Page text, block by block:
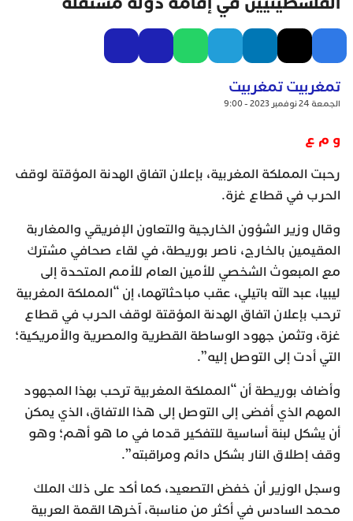
تمغربيت تمغربيت
الجمعة 24 نوفمبر 2023 - 9:00
و م ع
رحبت المملكة المغربية، بإعلان اتفاق الهدنة المؤقتة لوقف
الحرب في قطاع غزة.
وقال وزير الشؤون الخارجية والتعاون الإفريقي والمغاربة
المقيمين بالخارج، ناصر بوريطة، في لقاء صحافي مشترك
مع المبعوث الشخصي للأمين العام للأمم المتحدة إلى
ليبيا، عبد الله باتيلي، عقب مباحثاتهما، إن “المملكة المغربية
ترحب بإعلان اتفاق الهدنة المؤقتة لوقف الحرب في قطاع
غزة، وتثمن جهود الوساطة القطرية والمصرية والأمريكية؛
التي أدت إلى التوصل إليه”.
وأضاف بوريطة أن “المملكة المغربية ترحب بهذا المجهود
المهم الذي أفضى إلى التوصل إلى هذا الاتفاق، الذي يمكن
أن يشكل لبنة أساسية للتفكير قدما في ما هو أهم؛ وهو
وقف إطلاق النار بشكل دائم ومراقبته”.
وسجل الوزير أن خفض التصعيد، كما أكد على ذلك الملك
محمد السادس في أكثر من مناسبة، آخرها القمة العربية